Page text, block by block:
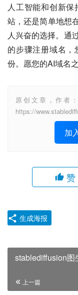
人工智能和创新
站，还是简单地想
人兴奋的选择。通
的步骤注册域名
份。愿您的AI域名
原创文章，作者
https://
加
赞
生成海报
stablediffusion图
上一篇